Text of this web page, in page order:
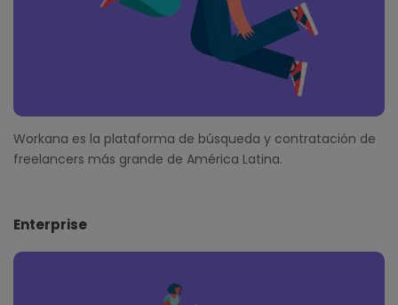
Workana es la plataforma de búsqueda y contratación de
freelancers más grande de América Latina.
Enterprise